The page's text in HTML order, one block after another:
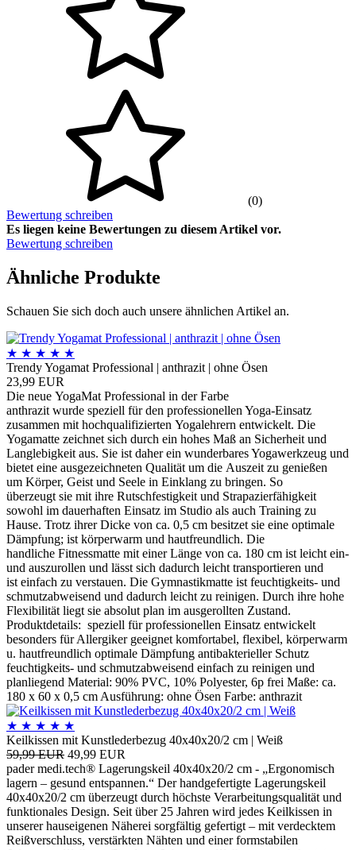
(0)
Bewertung schreiben
Es liegen keine Bewertungen zu diesem Artikel vor.
Bewertung schreiben
Ähnliche Produkte
Schauen Sie sich doch auch unsere ähnlichen Artikel an.
★ ★ ★ ★ ★
Trendy Yogamat Professional | anthrazit | ohne Ösen
23,99 EUR
Die neue YogaMat Professional in der Farbe
anthrazit wurde speziell für den professionellen Yoga-Einsatz
zusammen mit hochqualifizierten Yogalehrern entwickelt. Die
Yogamatte zeichnet sich durch ein hohes Maß an Sicherheit und
Langlebigkeit aus. Sie ist daher ein wunderbares Yogawerkzeug und
bietet eine ausgezeichneten Qualität um die Auszeit zu genießen
um Körper, Geist und Seele in Einklang zu bringen. So
überzeugt sie mit ihre Rutschfestigkeit und Strapazierfähigkeit
sowohl im dauerhaften Einsatz im Studio als auch Training zu
Hause. Trotz ihrer Dicke von ca. 0,5 cm besitzet sie eine optimale
Dämpfung; ist körperwarm und hautfreundlich. Die
handliche Fitnessmatte mit einer Länge von ca. 180 cm ist leicht ein-
und auszurollen und lässt sich dadurch leicht transportieren und
ist einfach zu verstauen. Die Gymnastikmatte ist feuchtigkeits- und
schmutzabweisend und dadurch leicht zu reinigen. Durch ihre hohe
Flexibilität liegt sie absolut plan im ausgerollten Zustand.
Produktdetails: speziell für professionellen Einsatz entwickelt
besonders für Allergiker geeignet komfortabel, flexibel, körperwarm
u. hautfreundlich optimale Dämpfung antibakterieller Schutz
feuchtigkeits- und schmutzabweisend einfach zu reinigen und
planliegend Material: 90% PVC, 10% Polyester, 6p frei Maße: ca.
180 x 60 x 0,5 cm Ausführung: ohne Ösen Farbe: anthrazit
★ ★ ★ ★ ★
Keilkissen mit Kunstlederbezug 40x40x20/2 cm | Weiß
59,99 EUR 49,99 EUR
pader medi.tech® Lagerungskeil 40x40x20/2 cm - „Ergonomisch
lagern – gesund entspannen.“ Der handgefertigte Lagerungskeil
40x40x20/2 cm überzeugt durch höchste Verarbeitungsqualität und
funktionales Design. Seit über 25 Jahren wird jedes Keilkissen in
unserer hauseigenen Näherei sorgfältig gefertigt – mit verdecktem
Reißverschluss, verstärkten Nähten und einer formstabilen